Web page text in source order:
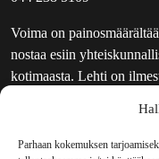
Parhaan kokemuksen
Voima on
nostaa esiin
kotimaasta. Lehti on
UUTISKIRJE